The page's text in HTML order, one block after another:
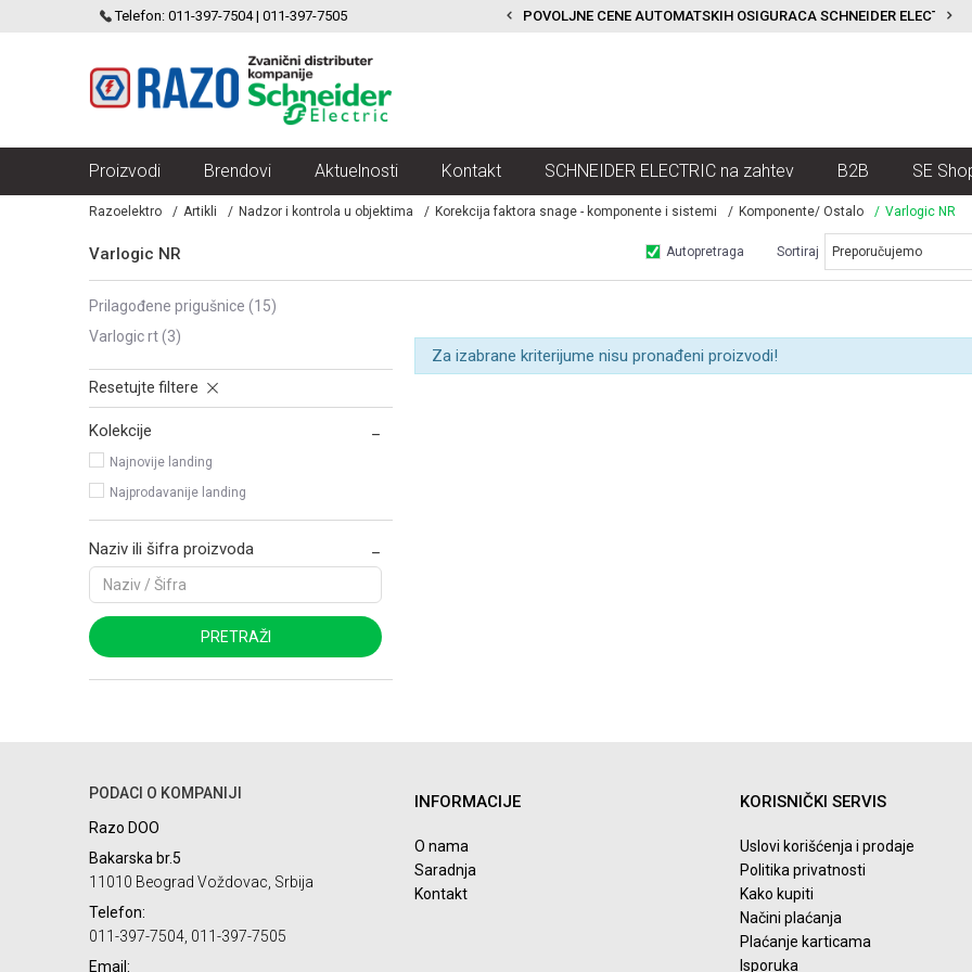
Telefon: 011-397-7504 | 011-397-7505
ELECTRIC VELIKI IZBOR MODULARNIH PREKIDACA I UTICNICA POVOLJNE CENE AUTOMATSKIH OSIGURACA SCHNEIDER ELECTRIC
Proizvodi Brendovi Aktuelnosti Kontakt SCHNEIDER ELECTRIC na zahtev B2B SE
Razoelektro Artikli Nadzor i kontrola u objektima Korekcija faktora snage - komponente i sistemi Komponente/ Ostalo Varlogic NR
Varlogic NR Autopretraga Sortiraj
prilagođene prigušnice (15)
varlogic rt(3)
Resetujte filtere
Kolekcije
Najnovije landing
Najprodavanije landing
Naziv ili šifra proizvoda
PRETRAŽI
Za izabrane kriterijume nisu pronađeni proizvodi!
PODACI O KOMPANIJI
Razo DOO
Bakarska br.5
11010 Beograd Voždovac, Srbija
Telefon:
011-397-7504, 011-397-7505
Email:
INFORMACIJE
O nama
Saradnja
Kontakt
KORISNIČKI SERVIS
Uslovi korišćenja i prodaje
Politika privatnosti
Kako kupiti
Načini plaćanja
Plaćanje karticama
Isporuka